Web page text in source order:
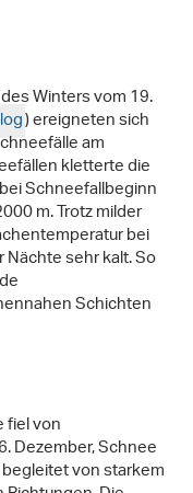
Winters vom 19.
) ereigneten sich
am
kletterte die
Schneefallbeginn
m. Trotz milder
bei
sehr kalt. So
Schichten
von
Dezember, Schnee
von starkem